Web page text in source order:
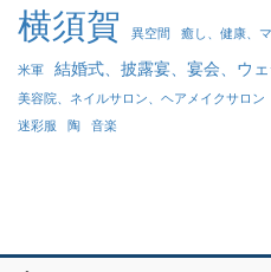
横須賀 異空間 癒し、健康、
米軍 結婚式、披露宴、宴会、ウ
美容院、ネイルサロン、ヘアメイクサロン
迷彩服
陶 音楽